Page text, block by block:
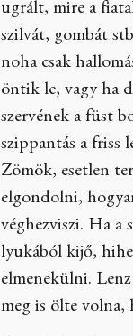
ugrált, mire a
szilvát, gombát
noha csak
öntik le, vagy ha
szervének a füst
szippantás a friss
Zömök, esetlen
elgondolni,
véghezviszi. Ha a
lyukából kijő,
elmenekülni.
meg is ölte volna,